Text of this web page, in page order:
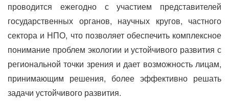
проводится ежегодно с участием представителей
государственных органов, научных кругов, частного
сектора и НПО, что позволяет обеспечить комплексное
понимание проблем экологии и устойчивого развития с
региональной точки зрения и дает возможность лицам,
принимающим решения, более эффективно решать
задачи устойчивого развития.